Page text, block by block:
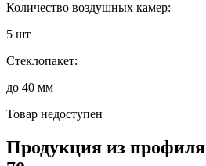
Количество воздушных камер:
5 шт
Стеклопакет:
до 40 мм
Товар недоступен
Продукция из профиля